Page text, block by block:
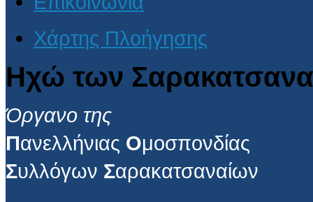
Χάρτης Πλοήγησης
Ηχώ των
Όργανο της
Πανελλήνιας Ομοσπονδίας
Συλλόγων Σαρακατσαναίων